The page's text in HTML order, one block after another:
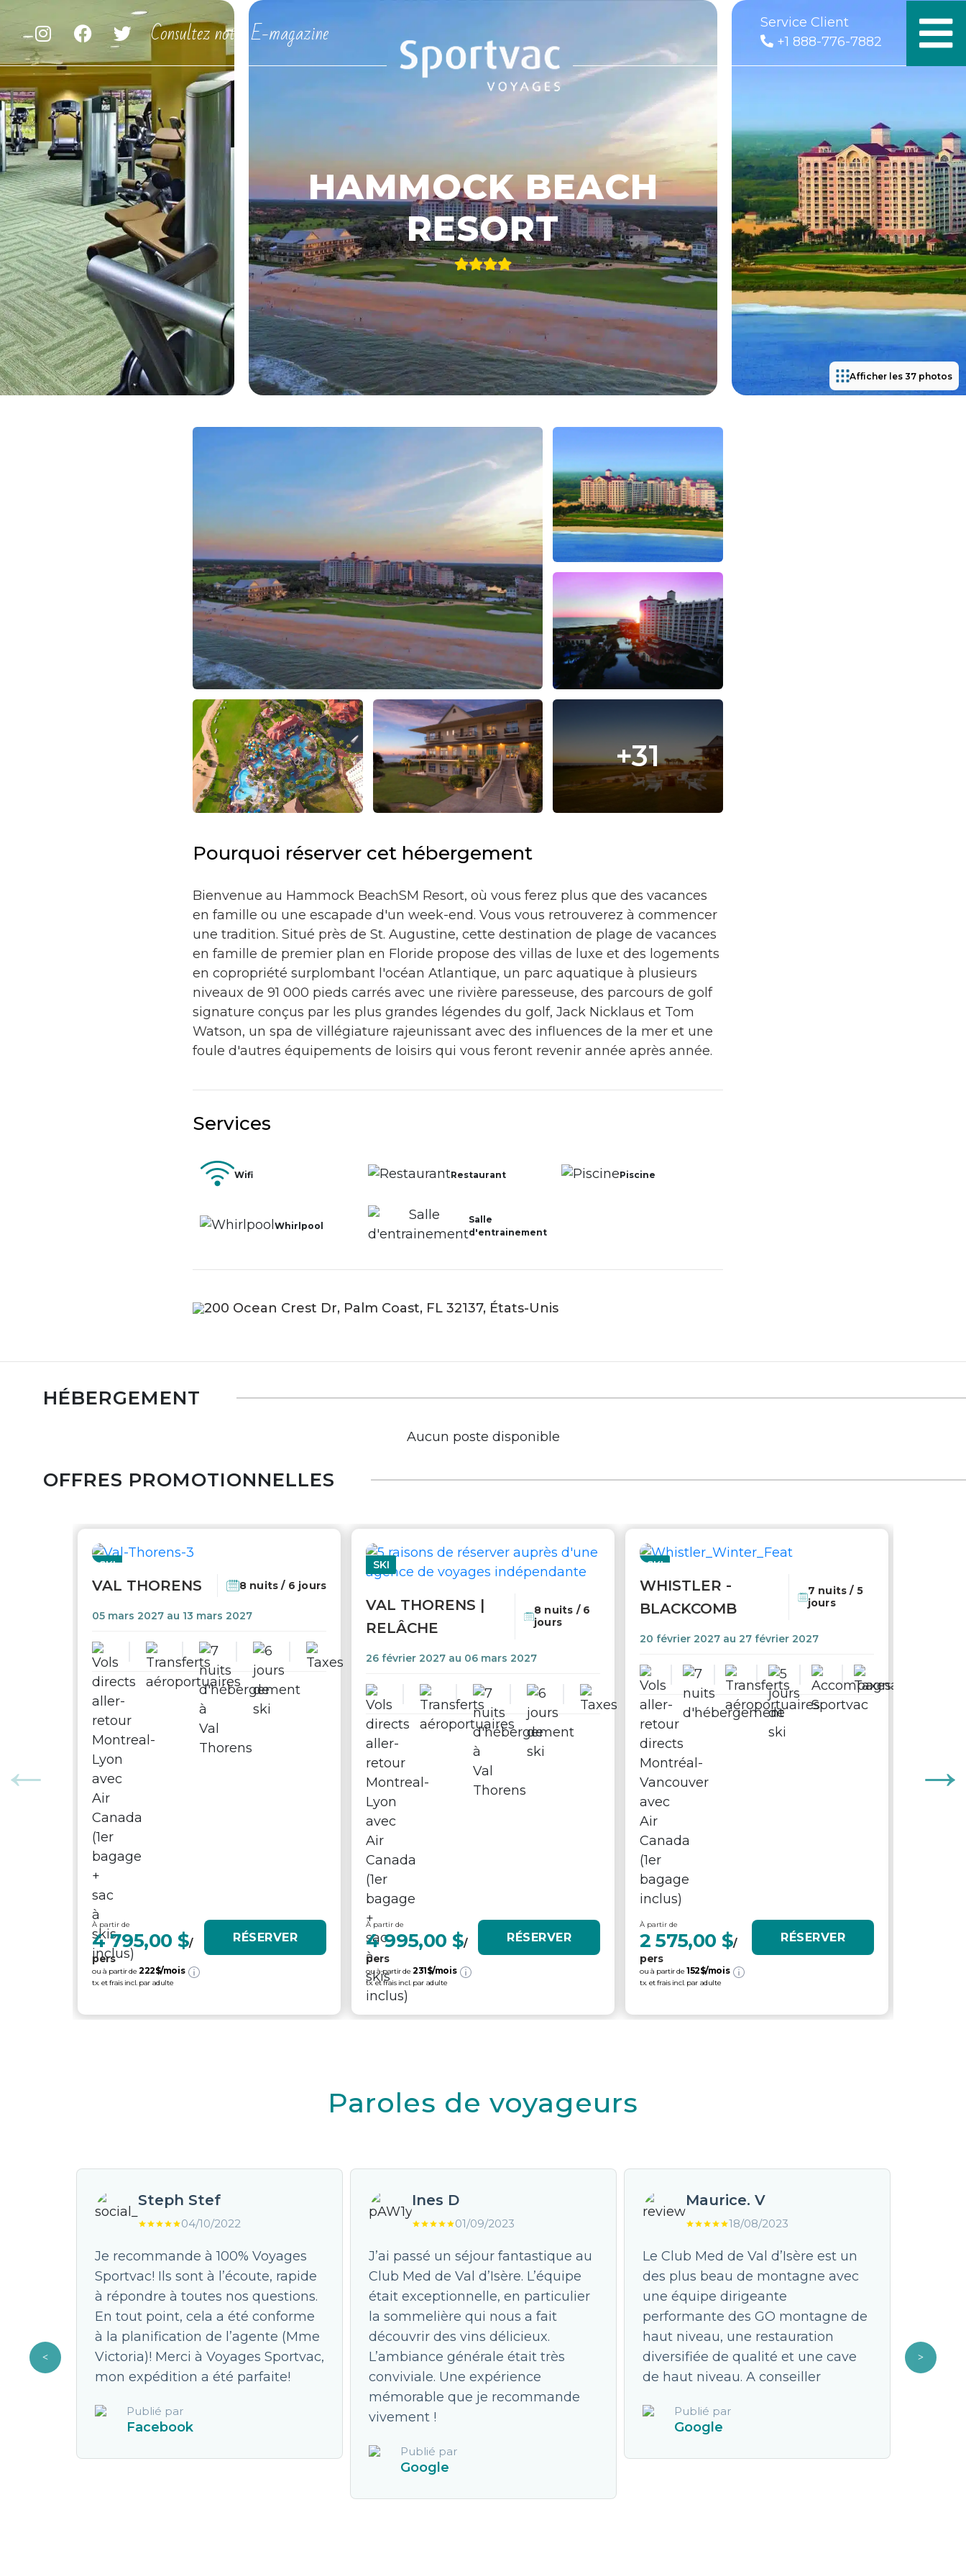
Consultez notre E-magazine
Service Client
+1 888-776-7882
HAMMOCK BEACH
RESORT
Afficher les 37 photos
+31
Pourquoi réserver cet hébergement
Bienvenue au Hammock BeachSM Resort, où vous ferez plus que des vacances
en famille ou une escapade d'un week-end. Vous vous retrouverez à commencer
une tradition. Situé près de St. Augustine, cette destination de plage de vacances
en famille de premier plan en Floride propose des villas de luxe et des logements
en copropriété surplombant l'océan Atlantique, un parc aquatique à plusieurs
niveaux de 91 000 pieds carrés avec une rivière paresseuse, des parcours de golf
signature conçus par les plus grandes légendes du golf, Jack Nicklaus et Tom
Watson, un spa de villégiature rajeunissant avec des influences de la mer et une
foule d'autres équipements de loisirs qui vous feront revenir année après année.
Services
Wifi Restaurant Piscine
Whirlpool
Salle
d'entrainement
200 Ocean Crest Dr, Palm Coast, FL 32137, États-Unis
HÉBERGEMENT
Aucun poste disponible
OFFRES PROMOTIONNELLES
SKI
VAL THORENS 8 nuits / 6 jours
05 mars 2027 au 13 mars 2027
À partir de
4 795,00 $/
pers
ou à partir de 222$/mois
tx. et frais incl. par adulte
RÉSERVER
SKI
VAL THORENS |
RELÂCHE
8 nuits / 6
jours
26 février 2027 au 06 mars 2027
À partir de
4 995,00 $/
pers
ou à partir de 231$/mois
tx. et frais incl. par adulte
RÉSERVER
SKI
Coup de coeur
WHISTLER -
BLACKCOMB
7 nuits / 5
jours
20 février 2027 au 27 février 2027
À partir de
2 575,00 $/
pers
ou à partir de 152$/mois
tx. et frais incl. par adulte
RÉSERVER
Paroles de voyageurs
pour
faute.
Steph Stef
04/10/2022
Je recommande à 100% Voyages
Sportvac! Ils sont à l’écoute, rapide
à répondre à toutes nos questions.
En tout point, cela a été conforme
à la planification de l’agente (Mme
Victoria)! Merci à Voyages Sportvac,
mon expédition a été parfaite!
Publié par
Facebook
Ines D
01/09/2023
J’ai passé un séjour fantastique au
Club Med de Val d’Isère. L’équipe
était exceptionnelle, en particulier
la sommelière qui nous a fait
découvrir des vins délicieux.
L’ambiance générale était très
conviviale. Une expérience
mémorable que je recommande
vivement !
Publié par
Google
Maurice. V
18/08/2023
Le Club Med de Val d’Isère est un
des plus beau de montagne avec
une équipe dirigeante
performante des GO montagne de
haut niveau, une restauration
diversifiée de qualité et une cave
de haut niveau. A conseiller
Publié par
Google
est